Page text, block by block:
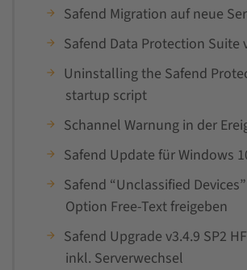
Safend Migration auf neue
Safend Data Protection Suite
Uninstalling the Safend
startup script
Schannel Warnung in der
Safend Update für Windows
Safend “Unclassified
Option Free-Text freigeben
Safend Upgrade v3.4.9 SP2
inkl. Serverwechsel